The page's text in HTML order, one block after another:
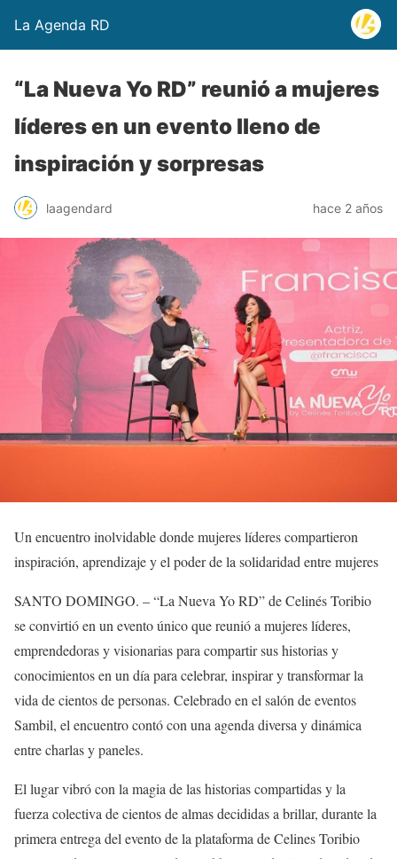
La Agenda RD
“La Nueva Yo RD” reunió a mujeres
líderes en un evento lleno de
inspiración y sorpresas
laagendard hace 2 años
Un encuentro inolvidable donde mujeres líderes compartieron
inspiración, aprendizaje y el poder de la solidaridad entre mujeres
SANTO DOMINGO. – “La Nueva Yo RD” de Celinés Toribio
se convirtió en un evento único que reunió a mujeres líderes,
emprendedoras y visionarias para compartir sus historias y
conocimientos en un día para celebrar, inspirar y transformar la
vida de cientos de personas. Celebrado en el salón de eventos
Sambil, el encuentro contó con una agenda diversa y dinámica
entre charlas y paneles.
El lugar vibró con la magia de las historias compartidas y la
fuerza colectiva de cientos de almas decididas a brillar, durante la
primera entrega del evento de la plataforma de Celines Toribio